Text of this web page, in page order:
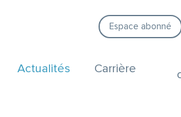
Espace abonné
Actualités Carrière